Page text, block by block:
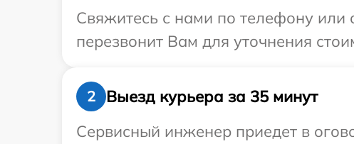
Свяжитесь с нами по телефону или
перезвонит Вам для уточнения
2
Выезд курьера за 35 минут
Сервисный инженер приедет в